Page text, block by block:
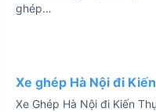
ghép…
Xe ghép Hà Nội đi
Xe Ghép Hà Nội đi Kiến